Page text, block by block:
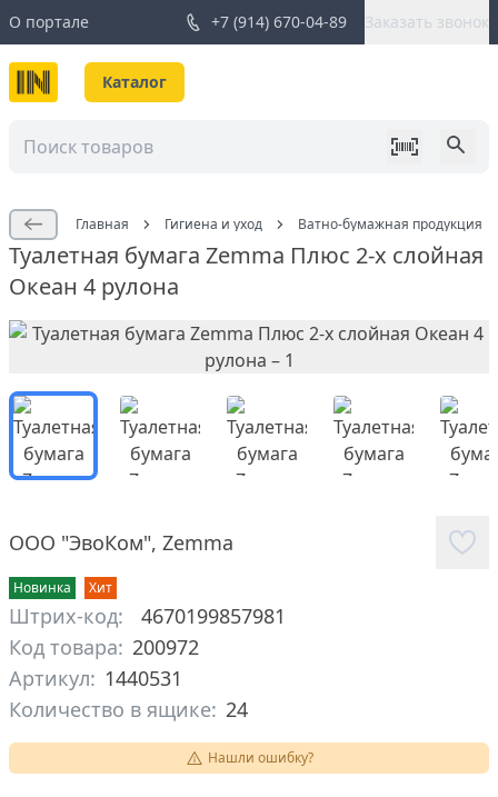
О портале +7 (914) 670-04-89 Заказать звонок
Каталог
Главная Гигиена и уход Ватно-бумажная продукция
Туалетная бумага Zemma Плюс 2-х слойная
Океан 4 рулона
ООО "ЭвоКом", Zemma
Новинка Хит
Штрих-код:
4670199857981
Код товара: 200972
Артикул: 1440531
Количество в ящике: 24
Нашли ошибку?